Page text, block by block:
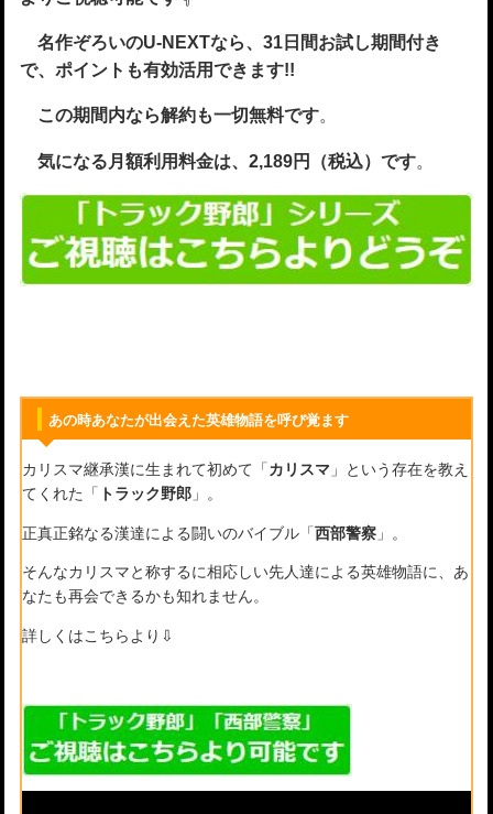
名作ぞろいのU-NEXTなら、31日間お試し期間付き
で、ポイントも有効活用できます!!
この期間内なら解約も一切無料です。
気になる月額利用料金は、2,189円（税込）です。
あの時あなたが出会えた英雄物語を呼び覚ます
カリスマ継承漢に生まれて初めて「 カリスマ」という存在を教え
てくれた「 トラック野郎」。
正真正銘なる漢達による闘いのバイブル「西部警察」。
そんなカリスマと称するに相応しい先人達による英雄物語に、あ
なたも再会できるかも知れません。
詳しくはこちらより⇩